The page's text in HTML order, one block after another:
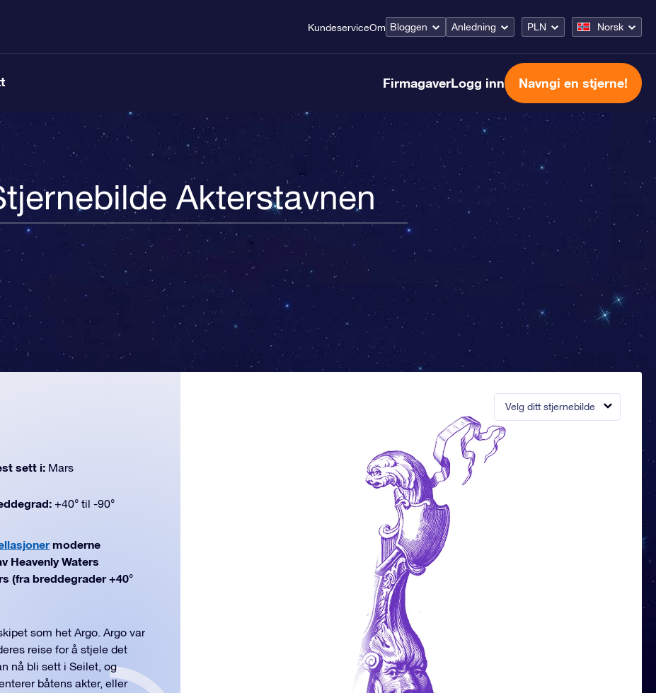
KundeserviceOm Bloggen Anledning PLN Norsk
FirmagaverLogg inn Navngi en stjerne!
Akterstavnen
Velg ditt stjernebilde
sett i: Mars
+40° til -90°
moderne
Heavenly Waters
(fra breddegrader +40°
som het Argo. Argo var
reise for å stjele det
nå bli sett i Seilet, og
båtens akter, eller